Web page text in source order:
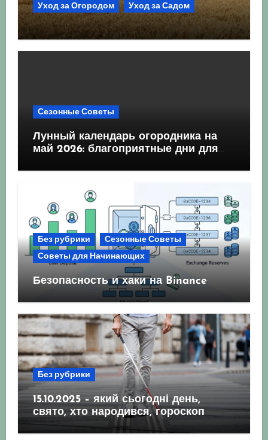
Уход за Огородом
Уход за Садом
Агрокультура України осінь 2026:
Сезонные Советы
Лунный календарь огородника на
май 2026: благоприятные дни для
Без рубрики
Сезонные Советы
Советы для Начинающих
Безопасность и хаки на Binance
Без рубрики
15.10.2025 – який сьогодні день,
свято, хто народився, гороскоп